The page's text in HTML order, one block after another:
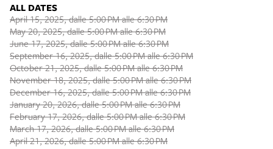
ALL DATES
April 15, 2025, dalle 5:00 PM alle 6:30 PM
May 20, 2025, dalle 5:00 PM alle 6:30 PM
June 17, 2025, dalle 5:00 PM alle 6:30 PM
September 16, 2025, dalle 5:00 PM alle 6:30 PM
October 21, 2025, dalle 5:00 PM alle 6:30 PM
November 18, 2025, dalle 5:00 PM alle 6:30 PM
December 16, 2025, dalle 5:00 PM alle 6:30 PM
January 20, 2026, dalle 5:00 PM alle 6:30 PM
February 17, 2026, dalle 5:00 PM alle 6:30 PM
March 17, 2026, dalle 5:00 PM alle 6:30 PM
April 21, 2026, dalle 5:00 PM alle 6:30 PM